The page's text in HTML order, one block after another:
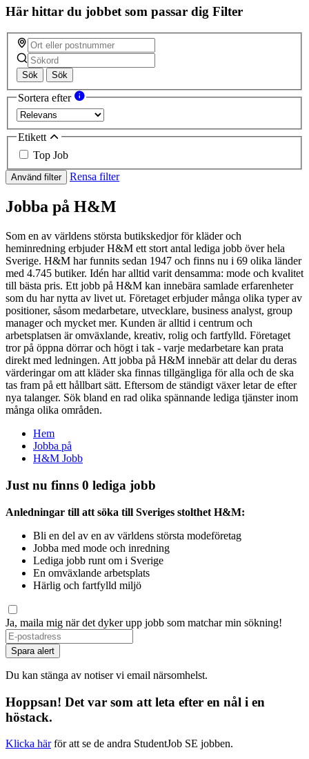
Här hittar du jobbet som passar dig Filter
Sök Sök
Sortera efter
Etikett
Top Job
Använd filter Rensa filter
Jobba på H&M
Som en av världens största butikskedjor för kläder och
heminredning erbjuder H&M ett stort antal lediga jobb över hela
Sverige. H&M har funnits sedan 1947 och finns nu i 69 olika länder
med 4.745 butiker. Idén har alltid varit densamma: mode och kvalitet
till bästa pris. Ett jobb på H&M kan innebära samlade erfarenheter
som du har nytta av livet ut. Företaget erbjuder många olika typer av
positioner, såsom medarbetare, utvecklare, business analyst, group
manager och mycket mer. Kunden är alltid i centrum och
arbetsplatsen är omväxlande, kreativ, rolig och fartfylld. Företaget
tror på öppna dörrar och högt i tak - varje medarbetare kan prata
direkt med ledningen. Att jobba på H&M innebär att delar du deras
värderingar om att kläder ska finnas tillgängliga för alla och de ska
tas fram på ett hållbart sätt. Eftersom de ständigt växer letar de efter
nya talanger. Sök bland en rad olika spännande lediga tjänster inom
många olika områden.
Hem
Jobba på
H&M Jobb
Just nu finns 0 lediga jobb
Anledningar till att söka till Sveriges stolthet H&M:
Bli en del av en av världens största modeföretag
Jobba med mode och inredning
Lediga jobb runt om i Sverige
En omväxlande arbetsplats
Härlig och fartfylld miljö
Ja, maila mig när det dyker upp jobb som matchar min sökning!
Spara alert
Du kan stänga av notiser vi email närsomhelst.
Hoppsan! Det var som att leta efter en nål i en
höstack.
Klicka härför att se de andra StudentJob SE jobben.